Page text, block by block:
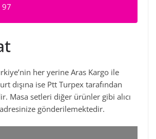
her yerine Aras Kargo ile
dışına ise Ptt Turpex tarafından
Masa setleri diğer ürünler gibi alıcı
gönderilemektedir.